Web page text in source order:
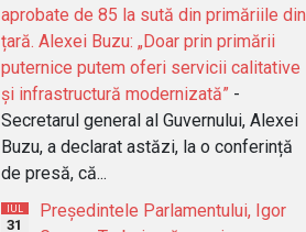
aprobate de 85 la sută din primăriile din
țară. Alexei Buzu: „Doar prin primării
puternice putem oferi servicii calitative
și infrastructură modernizată” -
Secretarul general al Guvernului, Alexei
Buzu, a declarat astăzi, la o conferință
de presă, că...
IUL
31
Președintele Parlamentului, Igor